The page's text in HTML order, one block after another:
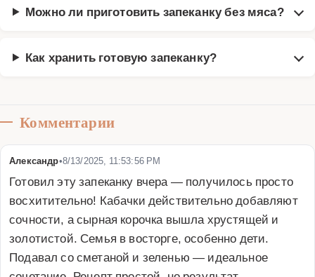
Можно ли приготовить запеканку без мяса?
Как хранить готовую запеканку?
Комментарии
Александр•8/13/2025, 11:53:56 PM
Готовил эту запеканку вчера — получилось просто
восхитительно! Кабачки действительно добавляют
сочности, а сырная корочка вышла хрустящей и
золотистой. Семья в восторге, особенно дети.
Подавал со сметаной и зеленью — идеальное